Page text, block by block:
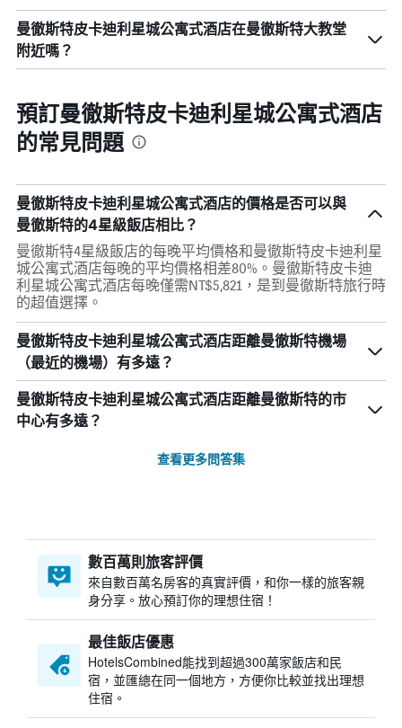
曼徹斯特皮卡迪利星城公寓式酒店在曼徹斯特大教堂
附近嗎？
預訂曼徹斯特皮卡迪利星城公寓式酒店
的常見問題
曼徹斯特皮卡迪利星城公寓式酒店的價格是否可以與
曼徹斯特的4星級飯店相比？
曼徹斯特4星級飯店的每晚平均價格和曼徹斯特皮卡迪利星
城公寓式酒店每晚的平均價格相差80%。曼徹斯特皮卡迪
利星城公寓式酒店每晚僅需NT$5,821，是到曼徹斯特旅行時
的超值選擇。
曼徹斯特皮卡迪利星城公寓式酒店距離曼徹斯特機場
（最近的機場）有多遠？
曼徹斯特皮卡迪利星城公寓式酒店距離曼徹斯特的市
中心有多遠？
查看更多問答集
數百萬則旅客評價
來自數百萬名房客的真實評價，和你一樣的旅客親
身分享。放心預訂你的理想住宿！
最佳飯店優惠
HotelsCombined​能找到超過300萬家飯店和民
宿，並匯總在同一個地方，方便你比較並找出理想
住宿。